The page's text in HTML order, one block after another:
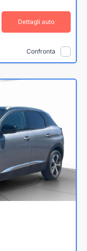
Dettagli auto
Confronta